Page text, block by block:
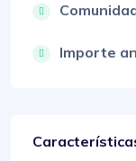
Importe